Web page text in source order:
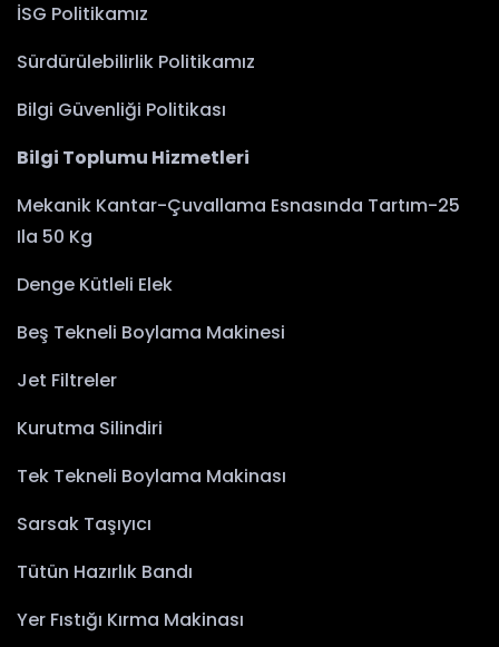
İSG Politikamız
Sürdürülebilirlik Politikamız
Bilgi Güvenliği Politikası
Bilgi Toplumu Hizmetleri
Mekanik Kantar-Çuvallama Esnasında Tartım-25
Ila 50 Kg
Denge Kütleli Elek
Beş Tekneli Boylama Makinesi
Jet Filtreler
Kurutma Silindiri
Tek Tekneli Boylama Makinası
Sarsak Taşıyıcı
Tütün Hazırlık Bandı
Yer Fıstığı Kırma Makinası